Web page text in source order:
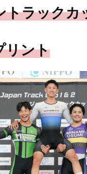
トラック
リント